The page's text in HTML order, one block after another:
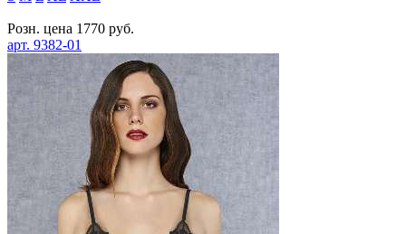
Розн. цена 1770 руб.
арт. 9382-01